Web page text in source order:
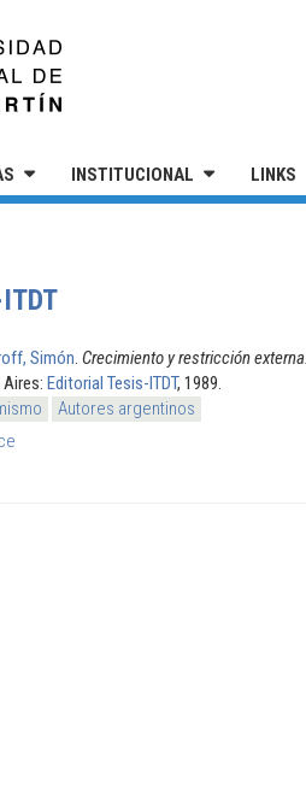
INSTITUCIONAL LINKS
Simón Crecimiento y restricción
Editorial Tesis-ITDT, 1989.
Autores argentinos